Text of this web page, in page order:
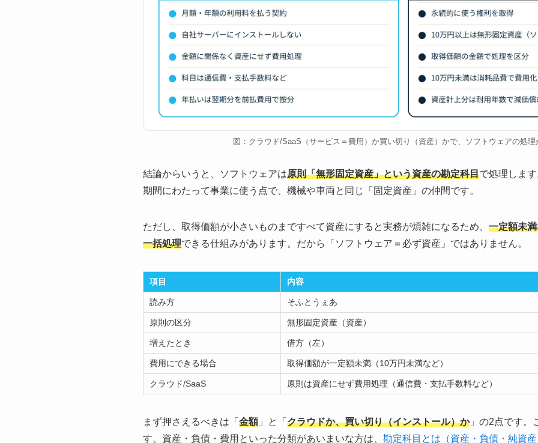
図：クラウド/SaaS（サービス＝費用）か買い切り（資産）かで、ソフトウェアの処理
結論からいうと、ソフトウェアは原則「無形固定資産」という資産の勘定科目で処理しま
期間にわたって事業に使う点で、機械や車両と同じ「固定資産」の仲間です。
ただし、取得価額が小さいものまですべて資産にすると実務が煩雑になるため、 一定額未
一括処理できる仕組みがあります。だから「ソフトウェア＝必ず資産」ではありません。
項目 内容
読み方 そふとうぇあ
原則の区分 無形固定資産（資産）
増えたとき 借方（左）
費用にできる場合 取得価額が一定額未満（10万円未満など）
クラウド/SaaS 原則は資産にせず費用処理（通信費・支払手数料など）
まず押さえるべきは「 金額 」と「 クラウドか、買い切り（インストール）か」の2点です。
す。資産・負債・費用といった分類があいまいな方は、 勘定科目とは（資産・負債・純資